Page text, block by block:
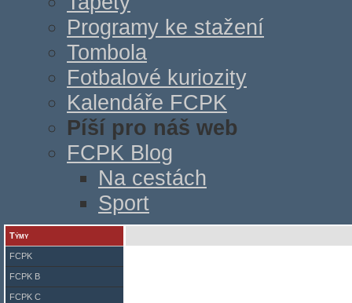
Programy ke stažení
Tombola
Fotbalové kuriozity
Kalendáře FCPK
Píší pro náš web
FCPK Blog
Na cestách
Sport
Týmy
FCPK
FCPK B
FCPK C